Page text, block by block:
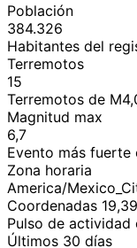
Población
384.326
Habitantes del
Terremotos
15
Terremotos de
Magnitud max
6,7
Evento más fuerte
Zona horaria
America/
Coordenadas
Pulso de actividad
Últimos 30 días